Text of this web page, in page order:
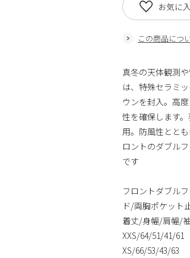
この商品につ
お気に
真冬の天体観測
は、特殊セラミ
ウンを封入。高
性を確保します。
用。防風性とと
ロントのダブル
です
フロントダブル
ド/両胸ポケット
着丈/身幅/肩幅/
XXS/64/51/41/61
XS/66/53/43/63